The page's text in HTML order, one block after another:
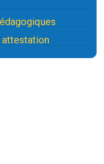
attestation